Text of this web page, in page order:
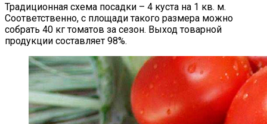
Традиционная схема посадки – 4 куста на 1 кв. м.
Соответственно, с площади такого размера можно
собрать 40 кг томатов за сезон. Выход товарной
продукции составляет 98%.